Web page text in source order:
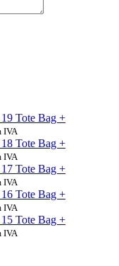
Tote Bag +
IVA
Tote Bag +
IVA
Tote Bag +
IVA
Tote Bag +
IVA
Tote Bag +
IVA